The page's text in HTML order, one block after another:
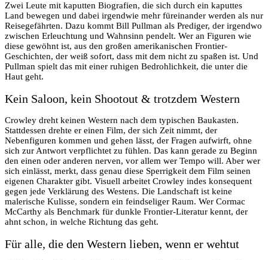
Zwei Leute mit kaputten Biografien, die sich durch ein kaputtes
Land bewegen und dabei irgendwie mehr füreinander werden als nur
Reisegefährten. Dazu kommt Bill Pullman als Prediger, der irgendwo
zwischen Erleuchtung und Wahnsinn pendelt. Wer an Figuren wie
diese gewöhnt ist, aus den großen amerikanischen Frontier-
Geschichten, der weiß sofort, dass mit dem nicht zu spaßen ist. Und
Pullman spielt das mit einer ruhigen Bedrohlichkeit, die unter die
Haut geht.
Kein Saloon, kein Shootout & trotzdem Western
Crowley dreht keinen Western nach dem typischen Baukasten.
Stattdessen drehte er einen Film, der sich Zeit nimmt, der
Nebenfiguren kommen und gehen lässt, der Fragen aufwirft, ohne
sich zur Antwort verpflichtet zu fühlen. Das kann gerade zu Beginn
den einen oder anderen nerven, vor allem wer Tempo will. Aber wer
sich einlässt, merkt, dass genau diese Sperrigkeit dem Film seinen
eigenen Charakter gibt. Visuell arbeitet Crowley indes konsequent
gegen jede Verklärung des Westens. Die Landschaft ist keine
malerische Kulisse, sondern ein feindseliger Raum. Wer Cormac
McCarthy als Benchmark für dunkle Frontier-Literatur kennt, der
ahnt schon, in welche Richtung das geht.
Für alle, die den Western lieben, wenn er wehtut